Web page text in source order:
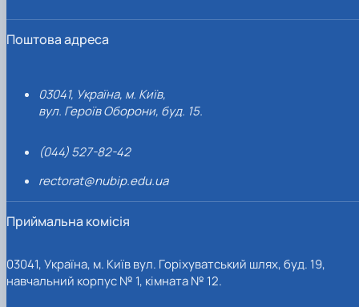
Поштова адреса
03041, Україна, м. Київ,
вул. Героїв Оборони, буд. 15.
(044) 527-82-42
rectorat@nubip.edu.ua
Приймальна комісія
03041, Україна, м. Київ вул. Горіхуватський шлях, буд. 19,
навчальний корпус № 1, кімната № 12.